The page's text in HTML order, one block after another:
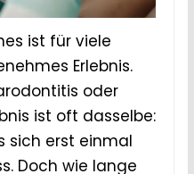
ist für viele
Erlebnis.
oder
ist oft dasselbe:
sich erst einmal
Doch wie lange